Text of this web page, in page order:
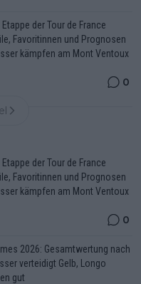
der Tour de France
Favoritinnen und Prognosen
kämpfen am Mont Ventoux
0
der Tour de France
Favoritinnen und Prognosen
kämpfen am Mont Ventoux
0
2026: Gesamtwertung nach
verteidigt Gelb, Longo
gut